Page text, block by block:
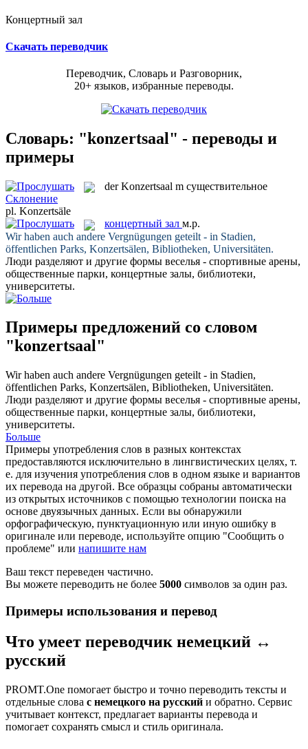
Концертный зал
Скачать переводчик
Переводчик, Словарь и Разговорник,
20+ языков, избранные переводы.
Словарь: "konzertsaal" - переводы и
примеры
derKonzertsaal m существительное
Склонение
pl. Konzertsäle
концертный зал м.р.
Wir haben auch andere Vergnügungen geteilt - in Stadien,
öffentlichen Parks, Konzertsälen, Bibliotheken, Universitäten.
Люди разделяют и другие формы веселья - спортивные арены,
общественные парки, концертные залы, библиотеки,
университеты.
Примеры предложений со словом
"konzertsaal"
Wir haben auch andere Vergnügungen geteilt - in Stadien,
öffentlichen Parks, Konzertsälen, Bibliotheken, Universitäten.
Люди разделяют и другие формы веселья - спортивные арены,
общественные парки, концертные залы, библиотеки,
университеты.
Больше
Примеры употребления слов в разных контекстах
предоставляются исключительно в лингвистических целях, т.
е. для изучения употребления слов в одном языке и вариантов
их перевода на другой. Все образцы собраны автоматически
из открытых источников с помощью технологии поиска на
основе двуязычных данных. Если вы обнаружили
орфографическую, пунктуационную или иную ошибку в
оригинале или переводе, используйте опцию "Сообщить о
проблеме" или напишите нам
Ваш текст переведен частично.
Вы можете переводить не более 5000 символов за один раз.
Примеры использования и перевод
Что умеет переводчик немецкий ↔
русский
PROMT.One помогает быстро и точно переводить тексты и
отдельные слова с немецкого на русский и обратно. Сервис
учитывает контекст, предлагает варианты перевода и
помогает сохранять смысл и стиль оригинала.